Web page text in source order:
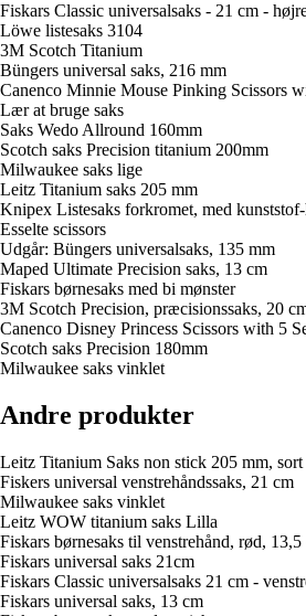
Fiskars Classic universalsaks - 21 cm -
Löwe listesaks 3104
3M Scotch Titanium
Büngers universal saks, 216 mm
Canenco Minnie Mouse Pinking Scissors
Lær at bruge saks
Saks Wedo Allround 160mm
Scotch saks Precision titanium 200mm
Milwaukee saks lige
Leitz Titanium saks 205 mm
Knipex Listesaks forkromet, med
Esselte scissors
Udgår: Büngers universalsaks, 135 mm
Maped Ultimate Precision saks, 13 cm
Fiskars børnesaks med bi mønster
3M Scotch Precision, præcisionssaks, 20
Canenco Disney Princess Scissors with 5
Scotch saks Precision 180mm
Milwaukee saks vinklet
Andre produkter
Leitz Titanium Saks non stick 205 mm, sort
Fiskers universal venstrehåndssaks, 21 cm
Milwaukee saks vinklet
Leitz WOW titanium saks Lilla
Fiskars børnesaks til venstrehånd, rød, 13,5
Fiskars universal saks 21cm
Fiskars Classic universalsaks 21 cm -
Fiskars universal saks, 13 cm